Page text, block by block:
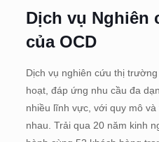
Dịch vụ
của OCD
Dịch vụ nghiên cứu thị
hoạt, đáp ứng nhu cầu đa
nhiều lĩnh vực, với quy mô
nhau. Trải qua 20 năm kinh